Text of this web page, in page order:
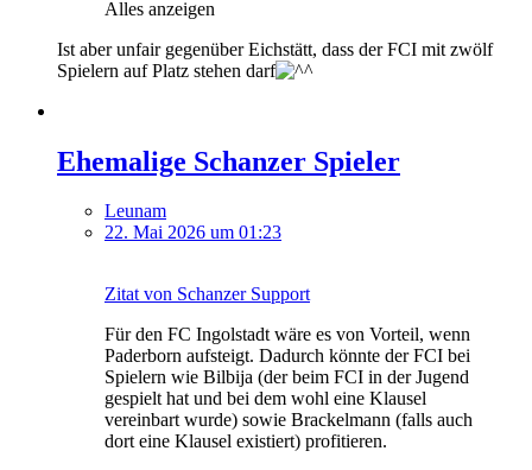
Alles anzeigen
Ist aber unfair gegenüber Eichstätt, dass der FCI mit zwölf
Spielern auf Platz stehen darf
Ehemalige Schanzer Spieler
Leunam
22. Mai 2026 um 01:23
Zitat von Schanzer Support
Für den FC Ingolstadt wäre es von Vorteil, wenn
Paderborn aufsteigt. Dadurch könnte der FCI bei
Spielern wie Bilbija (der beim FCI in der Jugend
gespielt hat und bei dem wohl eine Klausel
vereinbart wurde) sowie Brackelmann (falls auch
dort eine Klausel existiert) profitieren.